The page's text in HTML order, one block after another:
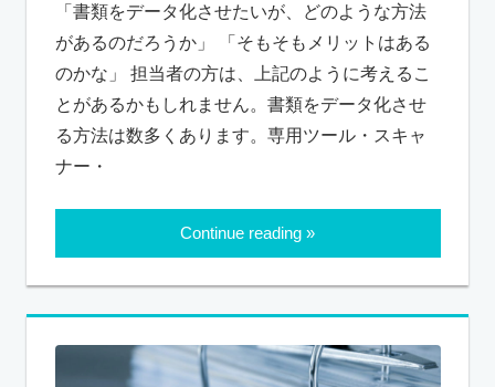
「書類をデータ化させたいが、どのような方法
があるのだろうか」 「そもそもメリットはある
のかな」 担当者の方は、上記のように考えるこ
とがあるかもしれません。書類をデータ化させ
る方法は数多くあります。専用ツール・スキャ
ナー・
Continue reading